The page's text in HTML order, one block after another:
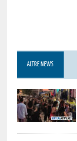
ALTRE NEWS